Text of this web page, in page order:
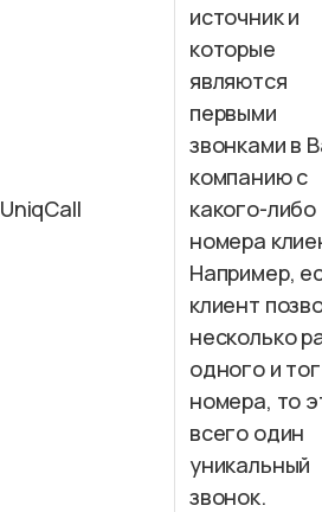
UniqCall
источник и
которые
являются
первыми
звонками в
компанию с
какого-либо
номера
Например,
клиент
несколько
одного и
номера, то
всего один
уникальный
звонок.